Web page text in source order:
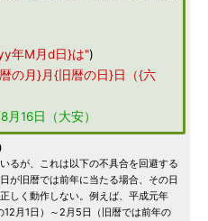
年M月d日}は")
の月}月{旧暦の日}日（{六
16日（大安）
るが、これは以下の不具合を回避する
が旧暦では前年に当たる場合、その日
しく動作しない。例えば、平成元年
12月1日）～2月5日（旧暦では前年の